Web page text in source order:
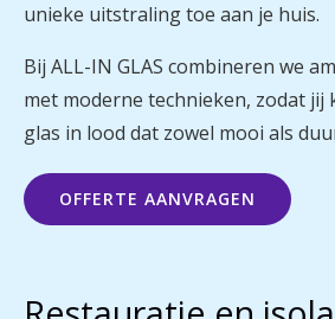
unieke uitstraling toe aan je huis.
Bij ALL-IN GLAS combineren we
met moderne technieken, zodat jij
glas in lood dat zowel mooi als
OFFERTE AANVRAGEN